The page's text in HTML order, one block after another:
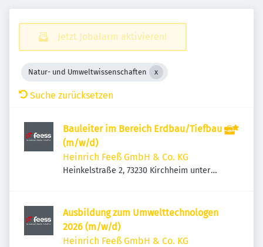
Jetzt Jobalarm aktivieren!
Natur- und Umweltwissenschaften
Suche zurücksetzen
Bauleiter im Bereich Erdbau/Tiefbau
(m/w/d)
Heinrich Feeß GmbH & Co. KG
Heinkelstraße 2, 73230 Kirchheim unter
Ausbildung zum Umwelttechnologen
2026 (m/w/d)
Heinrich Feeß GmbH & Co. KG